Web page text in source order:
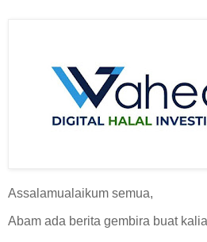
Assalamualaikum semua,
Abam ada berita gembira buat